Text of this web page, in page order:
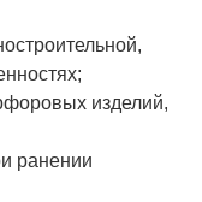
изделий,
ранении